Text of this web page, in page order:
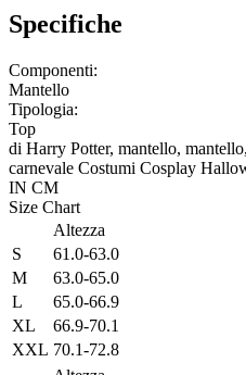
Specifiche
Componenti:
Mantello
Tipologia:
Top
di Harry Potter, mantello,
carnevale Costumi Cosplay
IN CM
Size Chart
Altezza
S
61.0-63.0
M
63.0-65.0
L
65.0-66.9
XL
66.9-70.1
XXL 70.1-72.8